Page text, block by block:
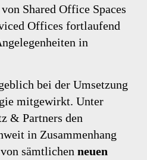
von Shared Office Spaces
Offices fortlaufend
in
bei der Umsetzung
mitgewirkt. Unter
& Partners den
in Zusammenhang
sämtlichen neuen